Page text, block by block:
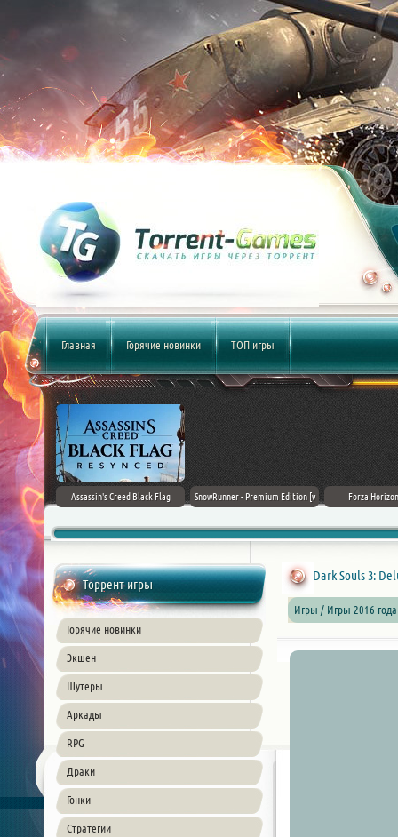
Главная Горячие новинки ТОП игры
Ages
Assassin's Creed Black Flag
SnowRunner - Premium Edition [v
Forza
Торрент игры
Горячие новинки
Экшен
Шутеры
Аркады
RPG
Драки
Гонки
Стратегии
Dark Souls 3:
Игры / Игры 2016